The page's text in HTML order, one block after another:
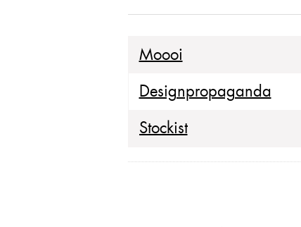
Moooi
Designpropaganda
Stockist